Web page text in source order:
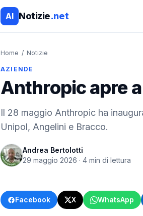
AI Notizie.net
Home / Notizie
AZIENDE
Anthropic apre
Il 28 maggio Anthropic ha
Unipol, Angelini e Bracco.
Andrea Bertolotti
29 maggio 2026 · 4 min di lettura
Facebook X WhatsApp